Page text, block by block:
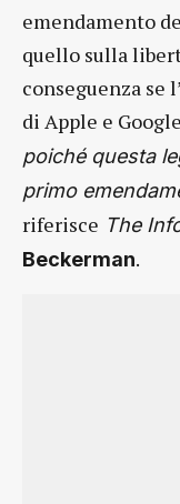
emendamento
quello sulla
conseguenza se
di Apple e
poiché questa
primo
riferisce The
Beckerman.